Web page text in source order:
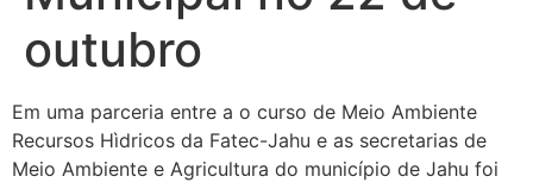
outubro
Em uma parceria entre a o curso de Meio Ambiente
Recursos Hìdricos da Fatec-Jahu e as secretarias de
Meio Ambiente e Agricultura do município de Jahu foi